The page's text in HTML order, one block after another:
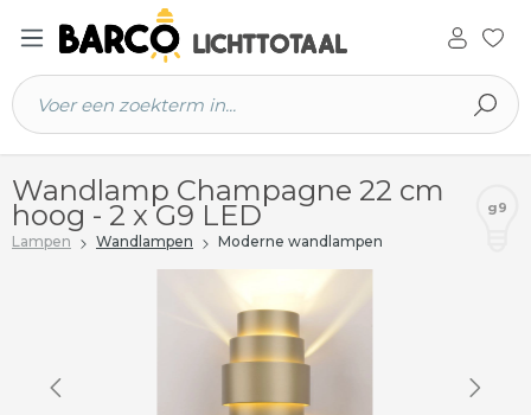
hoofdinhoud
Wandlamp Champagne 22 cm
hoog - 2 x G9 LED
Lampen Wandlampen Moderne wandlampen
g9